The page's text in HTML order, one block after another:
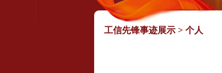
工信先锋事迹展示 > 个人